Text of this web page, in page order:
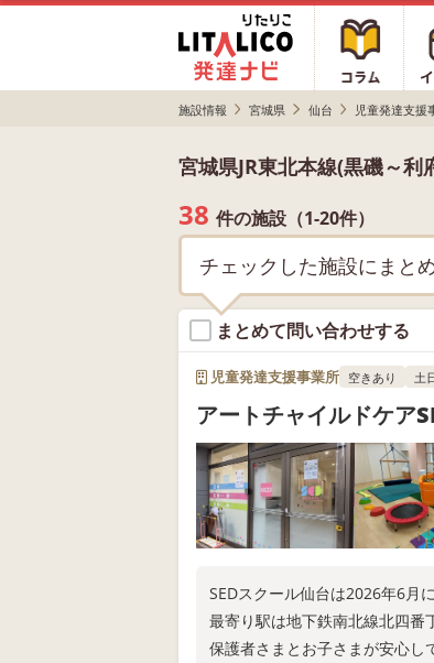
施設情報 宮城県 仙台 児童発達支援
宮城県JR東北本線(黒磯～
38 件の施設（1-20件）
チェックした施設にまと
まとめて問い合わせする
児童発達支援事業所 空きあり 土
アートチャイルドケア
SEDスクール仙台は2026年6月
最寄り駅は地下鉄南北線北四番
保護者さまとお子さまが安心し